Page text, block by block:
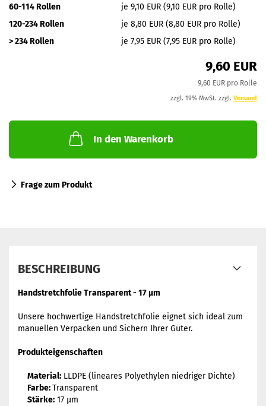
60-114 Rollen
je 9,10 EUR (9,10 EUR pro Rolle)
120-234 Rollen
je 8,80 EUR (8,80 EUR pro Rolle)
> 234 Rollen
je 7,95 EUR (7,95 EUR pro Rolle)
9,60 EUR
9,60 EUR pro Rolle
zzgl. 19% MwSt. zzgl. Versand
In den Warenkorb
Frage zum Produkt
BESCHREIBUNG
Handstretchfolie Transparent - 17 µm
Unsere hochwertige Handstretchfolie eignet sich ideal zum
manuellen Verpacken und Sichern Ihrer Güter.
Produkteigenschaften
Material: LLDPE (lineares Polyethylen niedriger Dichte)
Farbe:Transparent
Stärke: 17 µm